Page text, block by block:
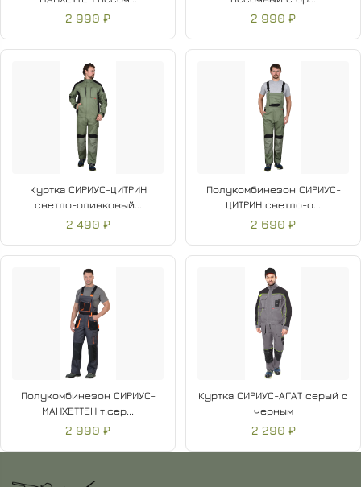
2 990 ₽ 2 990 ₽
Куртка СИРИУС-ЦИТРИН
светло-оливковый...
2 490 ₽
Полукомбинезон СИРИУС-
ЦИТРИН светло-о...
2 690 ₽
Полукомбинезон СИРИУС-
МАНХЕТТЕН т.сер...
2 990 ₽
Куртка СИРИУС-АГАТ серый с
черным
2 290 ₽